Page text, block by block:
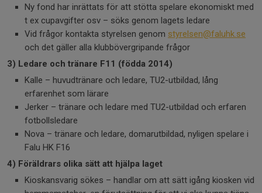
Ny fond har inrättats för att stötta spelare ekonomiskt med
t ex cupavgifter osv – söks genom lagets ledare
Vid frågor kontakta styrelsen genom styrelsen@faluhk.se
och det gäller alla klubbövergripande frågor
3) Ledare och tränare F11 (födda 2014)
Kalle – huvudtränare och ledare, TU2-utbildad, lång
erfarenhet som lärare
Jerker – tränare och ledare med TU2-utbildad och erfaren
fotbollsledare
Nova – tränare och ledare, domarutbildad, nyligen spelare i
Falu HK F16
4) Föräldrars olika sätt att hjälpa laget
Kioskansvarig sökes – handlar om att sätt igång kiosken vid